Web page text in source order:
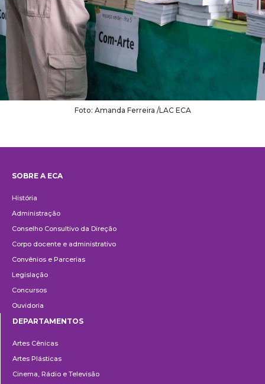
Foto: Amanda Ferreira /LAC ECA
SOBRE A ECA
História
Administração
Conselho Consultivo da Direção
Corpo docente e administrativo
Convênios e Parcerias
Legislação
Concursos
Ouvidoria
DEPARTAMENTOS
Artes Cênicas
Artes Plásticas
Cinema, Rádio e Televisão